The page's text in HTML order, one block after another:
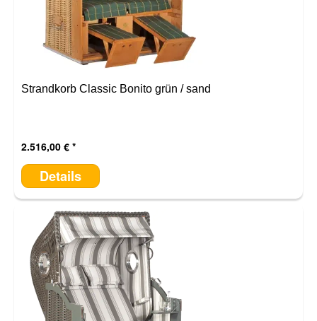
Strandkorb Classic Bonito grün / sand
2.516,00 €
Details